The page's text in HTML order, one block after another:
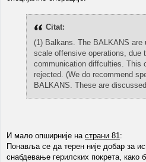
Citat:
(1) Balkans. The BALKANS are
scale offensive operations, due
communication diffculties. This
rejected. (We do recommend
BALKANS. These are
И мало опширније на страни 81 :
Понавља се да терен није добар за
снабдевање герилских покрета,